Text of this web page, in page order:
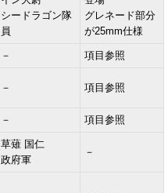
シードラゴン隊
員
グレネード部分
が25mm仕様
－ 項目参照
－ 項目参照
－ 項目参照
草薙 国仁
政府軍
－